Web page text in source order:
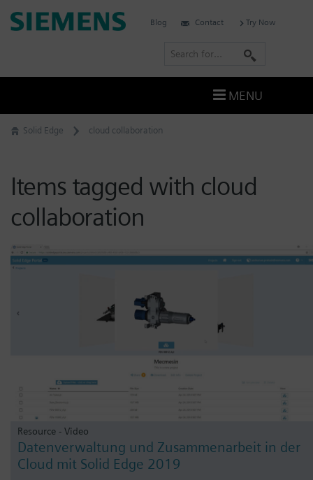
Skip
to
Solid Edge cloud collaboration
Items tagged with cloud
collaboration
Resource - Video
Datenverwaltung und Zusammenarbeit in der
Cloud mit Solid Edge 2019
Siemens
Blog Contact Try Now
r
c
MENU